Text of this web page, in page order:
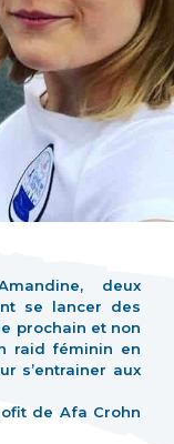
deux
se lancer des
prochain et non
raid féminin en
s’entrainer aux
de Afa Crohn